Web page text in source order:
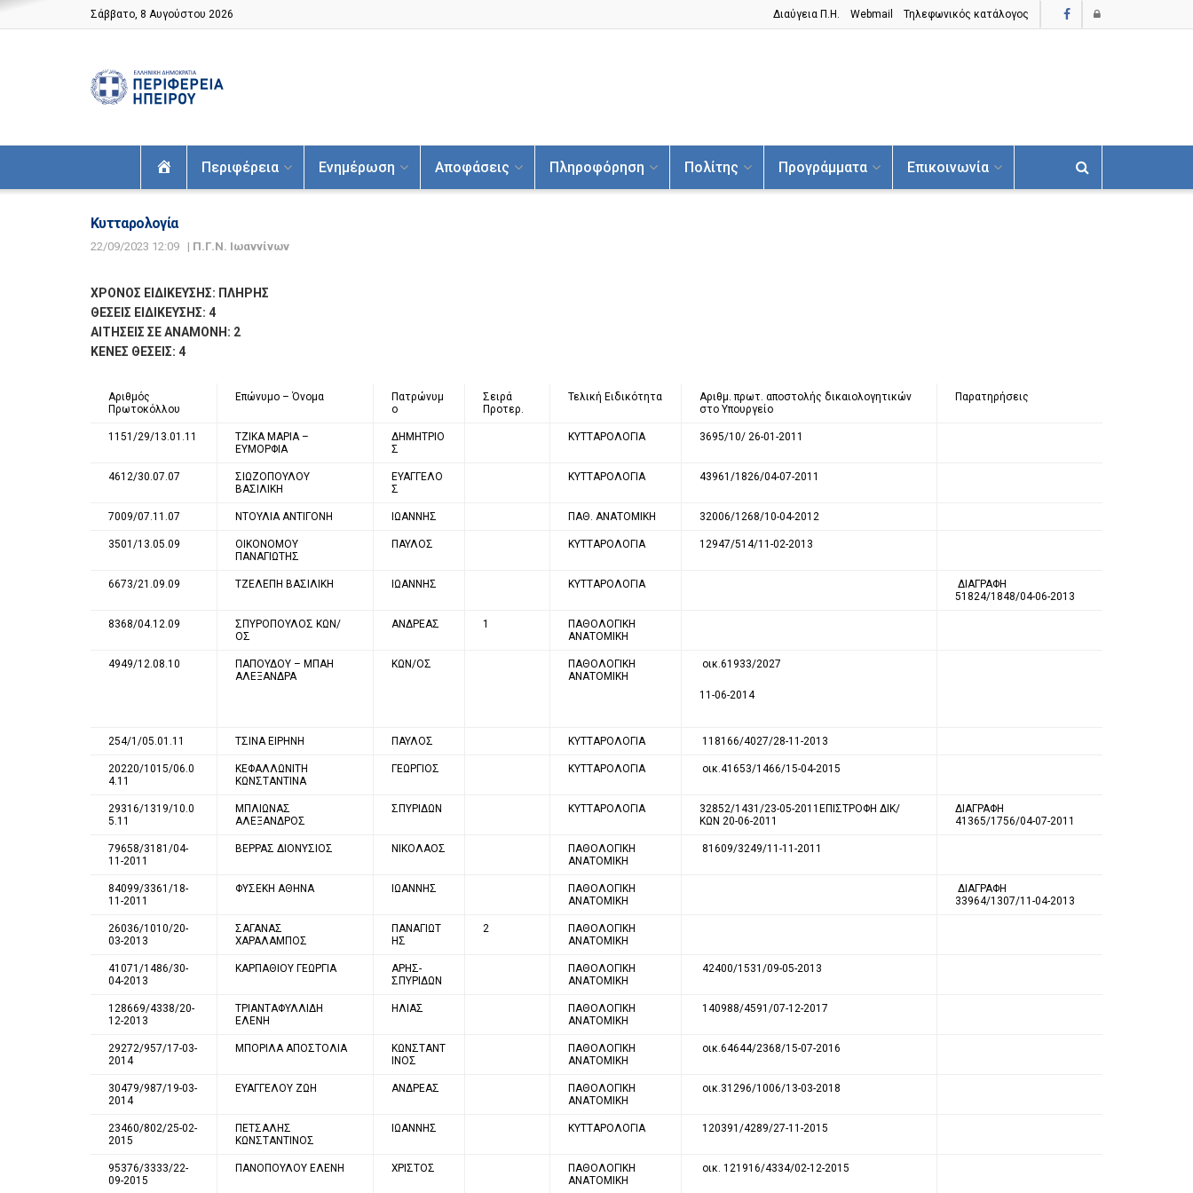
Σάββατο, 8 Αυγούστου 2026 Διαύγεια Π.H. Webmail Τηλεφωνικός κατάλογος
ΑρχικήΠεριφέρεια Ενημέρωση Αποφάσεις Πληροφόρηση Πολίτης Προγράμματα Επικοινωνία
Κυτταρολογία
22/09/2023 12:09 | Π.Γ.Ν. Ιωαννίνων
ΧΡΟΝΟΣ ΕΙΔΙΚΕΥΣΗΣ: ΠΛΗΡΗΣ
ΘΕΣΕΙΣ ΕΙΔΙΚΕΥΣΗΣ: 4
ΑΙΤΗΣΕΙΣ ΣΕ ΑΝΑΜΟΝΗ: 2
ΚΕΝΕΣ ΘΕΣΕΙΣ: 4
Αριθμός
Πρωτοκόλλου
Επώνυμο – Όνομα
Πατρώνυμ
ο
Σειρά
Προτερ.
Τελική Ειδικότητα
Αριθμ. πρωτ. αποστολής δικαιολογητικών
στο Υπουργείο
Παρατηρήσεις
1151/29/13.01.11
ΤΖΙΚΑ ΜΑΡΙΑ –
ΕΥΜΟΡΦΙΑ
ΔΗΜΗΤΡΙΟ
Σ
ΚΥΤΤΑΡΟΛΟΓΙΑ 3695/10/ 26-01-2011
4612/30.07.07
ΣΙΩΖΟΠΟΥΛΟΥ
ΒΑΣΙΛΙΚΗ
ΕΥΑΓΓΕΛΟ
Σ
ΚΥΤΤΑΡΟΛΟΓΙΑ 43961/1826/04-07-2011
7009/07.11.07 ΝΤΟΥΛΙΑ ΑΝΤΙΓΟΝΗ ΙΩΑΝΝΗΣ ΠΑΘ. ΑΝΑΤΟΜΙΚΗ 32006/1268/10-04-2012
3501/13.05.09
ΟΙΚΟΝΟΜΟΥ
ΠΑΝΑΓΙΩΤΗΣ
ΠΑΥΛΟΣ ΚΥΤΤΑΡΟΛΟΓΙΑ 12947/514/11-02-2013
6673/21.09.09 ΤΖΕΛΕΠΗ ΒΑΣΙΛΙΚΗ ΙΩΑΝΝΗΣ ΚΥΤΤΑΡΟΛΟΓΙΑ
ΔΙΑΓΡΑΦΗ
51824/1848/04-06-2013
8368/04.12.09
ΣΠΥΡΟΠΟΥΛΟΣ ΚΩΝ/
ΟΣ
ΑΝΔΡΕΑΣ 1
ΠΑΘΟΛΟΓΙΚΗ
ΑΝΑΤΟΜΙΚΗ
4949/12.08.10
ΠΑΠΟΥΔΟΥ – ΜΠΑΗ
ΑΛΕΞΑΝΔΡΑ
ΚΩΝ/ΟΣ
ΠΑΘΟΛΟΓΙΚΗ
ΑΝΑΤΟΜΙΚΗ
οικ.61933/2027
11-06-2014
254/1/05.01.11 ΤΣΙΝΑ ΕΙΡΗΝΗ ΠΑΥΛΟΣ ΚΥΤΤΑΡΟΛΟΓΙΑ 118166/4027/28-11-2013
20220/1015/06.0
4.11
ΚΕΦΑΛΛΩΝΙΤΗ
ΚΩΝΣΤΑΝΤΙΝΑ
ΓΕΩΡΓΙΟΣ ΚΥΤΤΑΡΟΛΟΓΙΑ οικ.41653/1466/15-04-2015
29316/1319/10.0
5.11
ΜΠΛΙΩΝΑΣ
ΑΛΕΞΑΝΔΡΟΣ
ΣΠΥΡΙΔΩΝ ΚΥΤΤΑΡΟΛΟΓΙΑ
32852/1431/23-05-2011ΕΠΙΣΤΡΟΦΗ ΔΙΚ/
ΚΩΝ 20-06-2011
ΔΙΑΓΡΑΦΗ
41365/1756/04-07-2011
79658/3181/04-
11-2011
ΒΕΡΡΑΣ ΔΙΟΝΥΣΙΟΣ ΝΙΚΟΛΑΟΣ
ΠΑΘΟΛΟΓΙΚΗ
ΑΝΑΤΟΜΙΚΗ
81609/3249/11-11-2011
84099/3361/18-
11-2011
ΦΥΣΕΚΗ ΑΘΗΝΑ ΙΩΑΝΝΗΣ
ΠΑΘΟΛΟΓΙΚΗ
ΑΝΑΤΟΜΙΚΗ
ΔΙΑΓΡΑΦΗ
33964/1307/11-04-2013
26036/1010/20-
03-2013
ΣΑΓΑΝΑΣ
ΧΑΡΑΛΑΜΠΟΣ
ΠΑΝΑΓΙΩΤ
ΗΣ
2
ΠΑΘΟΛΟΓΙΚΗ
ΑΝΑΤΟΜΙΚΗ
41071/1486/30-
04-2013
ΚΑΡΠΑΘΙΟΥ ΓΕΩΡΓΙΑ
ΑΡΗΣ-
ΣΠΥΡΙΔΩΝ
ΠΑΘΟΛΟΓΙΚΗ
ΑΝΑΤΟΜΙΚΗ
42400/1531/09-05-2013
128669/4338/20-
12-2013
ΤΡΙΑΝΤΑΦΥΛΛΙΔΗ
ΕΛΕΝΗ
ΗΛΙΑΣ
ΠΑΘΟΛΟΓΙΚΗ
ΑΝΑΤΟΜΙΚΗ
140988/4591/07-12-2017
29272/957/17-03-
2014
ΜΠΟΡΙΛΑ ΑΠΟΣΤΟΛΙΑ
ΚΩΝΣΤΑΝΤ
ΙΝΟΣ
ΠΑΘΟΛΟΓΙΚΗ
ΑΝΑΤΟΜΙΚΗ
οικ.64644/2368/15-07-2016
30479/987/19-03-
2014
ΕΥΑΓΓΕΛΟΥ ΖΩΗ ΑΝΔΡΕΑΣ
ΠΑΘΟΛΟΓΙΚΗ
ΑΝΑΤΟΜΙΚΗ
οικ.31296/1006/13-03-2018
23460/802/25-02-
2015
ΠΕΤΣΑΛΗΣ
ΚΩΝΣΤΑΝΤΙΝΟΣ
ΙΩΑΝΝΗΣ ΚΥΤΤΑΡΟΛΟΓΙΑ 120391/4289/27-11-2015
95376/3333/22-
09-2015
ΠΑΝΟΠΟΥΛΟΥ ΕΛΕΝΗ ΧΡΙΣΤΟΣ
ΠΑΘΟΛΟΓΙΚΗ
ΑΝΑΤΟΜΙΚΗ
οικ. 121916/4334/02-12-2015